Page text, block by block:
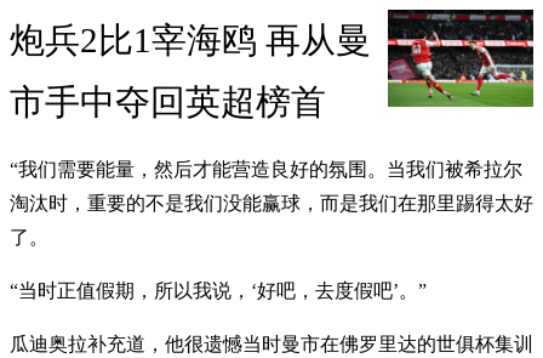
炮兵2比1宰海鸥 再从曼
市手中夺回英超榜首
“我们需要能量，然后才能营造良好的氛围。当我们被希拉尔
淘汰时，重要的不是我们没能赢球，而是我们在那里踢得太好
了。
“当时正值假期，所以我说，‘好吧，去度假吧’。”
瓜迪奥拉补充道，他很遗憾当时曼市在佛罗里达的世俱杯集训